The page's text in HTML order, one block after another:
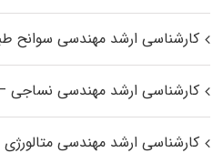
کارشناسی ارشد مهندسی سوانح
کارشناسی ارشد مهندسی نساجی
کارشناسی ارشد مهندسی متالورژی